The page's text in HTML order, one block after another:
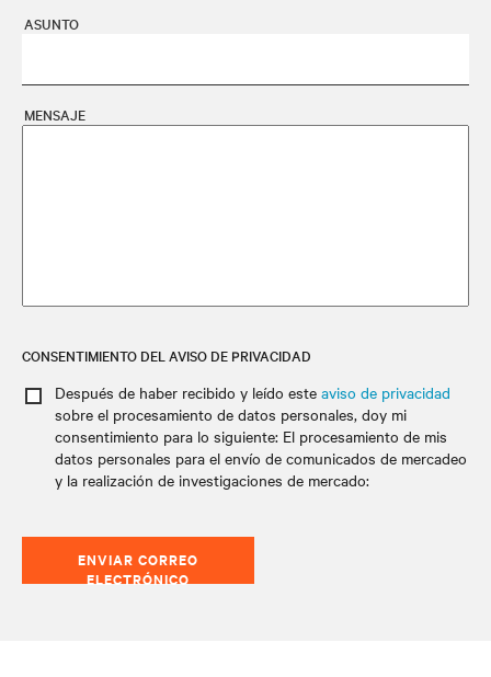
ASUNTO
MENSAJE
CONSENTIMIENTO DEL AVISO DE PRIVACIDAD
Después de haber recibido y leído este aviso de privacidad
sobre el procesamiento de datos personales, doy mi
consentimiento para lo siguiente: El procesamiento de mis
datos personales para el envío de comunicados de mercadeo
y la realización de investigaciones de mercado:
ENVIAR CORREO
ELECTRÓNICO